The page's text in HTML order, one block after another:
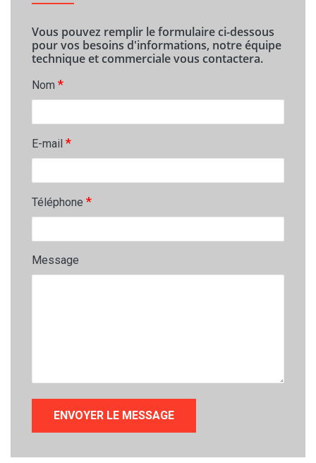
Vous pouvez remplir le formulaire ci-dessous
pour vos besoins d'informations, notre équipe
technique et commerciale vous contactera.
Nom *
E-mail *
Téléphone *
Message